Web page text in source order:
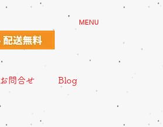
MENU
お問合せ Blog